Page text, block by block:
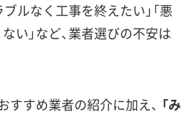
ルなく工事を終えたい」「悪
い」など、業者選びの不安は
すすめ業者の紹介に加え、 「み